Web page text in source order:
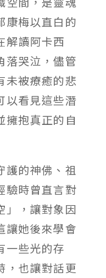
康梅以直白的
解讀阿卡西
落哭泣，儘管
未被療癒的悲
以看見這些潛
擁抱真正的自
護的神佛、祖
驗時曾直言對
」，讓對象因
讓她後來學會
一些光的存
，也讓對話更